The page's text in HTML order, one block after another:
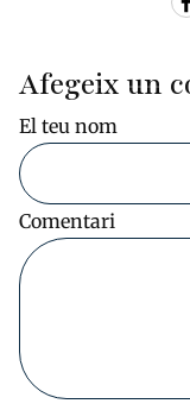
Afegeix un
El teu nom
Comentari